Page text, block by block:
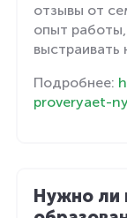
отзывы от
опыт
выстраивать
Подробнее:
proveryaet-
Нужно ли